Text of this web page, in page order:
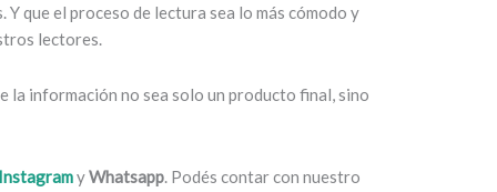
que el proceso de lectura sea lo más cómodo y
lectores.
la información no sea solo un producto final, sino
yWhatsapp. Podés contar con nuestro